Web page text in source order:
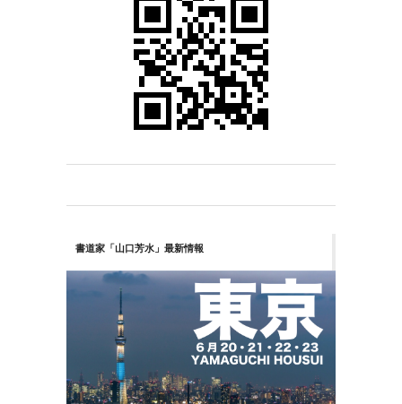
書道家「山口芳水」最新情報